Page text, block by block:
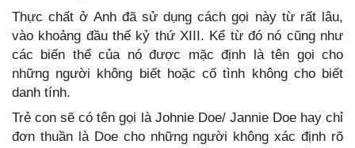
Thực chất ở Anh đã sử dụng cách gọi này từ rất lâu,
vào khoảng đầu thế kỷ thứ XIII. Kể từ đó nó cũng như
các biến thể của nó được mặc định là tên gọi cho
những người không biết hoặc cố tình không cho biết
danh tính.
Trẻ con sẽ có tên gọi là Johnie Doe/ Jannie Doe hay chỉ
đơn thuần là Doe cho những người không xác định rõ